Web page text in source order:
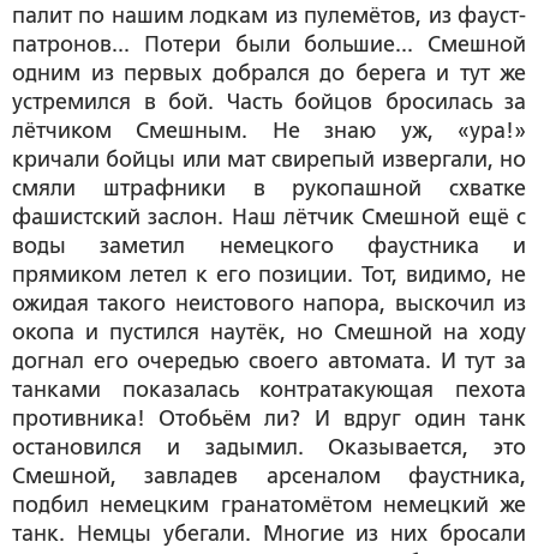
палит по нашим лодкам из пулемётов, из фауст-
патронов... Потери были большие... Смешной
одним из первых добрался до берега и тут же
устремился в бой. Часть бойцов бросилась за
лётчиком Смешным. Не знаю уж, «ура!»
кричали бойцы или мат свирепый извергали, но
смяли штрафники в рукопашной схватке
фашистский заслон. Наш лётчик Смешной ещё с
воды заметил немецкого фаустника и
прямиком летел к его позиции. Тот, видимо, не
ожидая такого неистового напора, выскочил из
окопа и пустился наутёк, но Смешной на ходу
догнал его очередью своего автомата. И тут за
танками показалась контратакующая пехота
противника! Отобьём ли? И вдруг один танк
остановился и задымил. Оказывается, это
Смешной, завладев арсеналом фаустника,
подбил немецким гранатомётом немецкий же
танк. Немцы убегали. Многие из них бросали